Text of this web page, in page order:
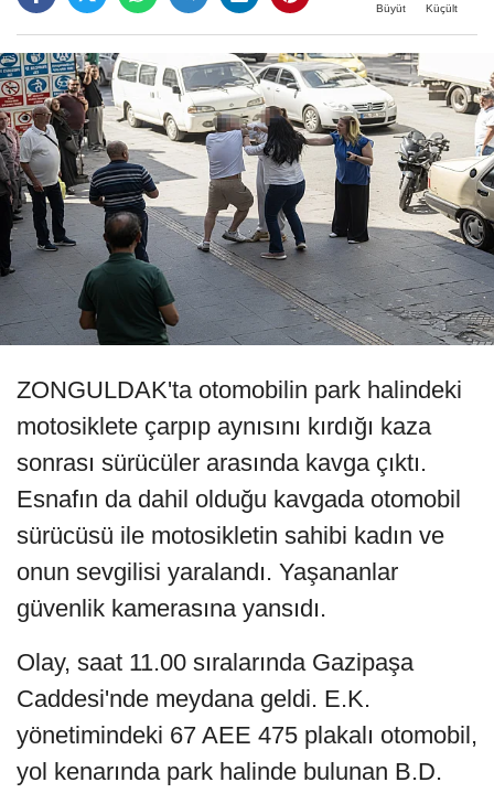
Büyüt Küçült
ZONGULDAK'ta otomobilin park halindeki
motosiklete çarpıp aynısını kırdığı kaza
sonrası sürücüler arasında kavga çıktı.
Esnafın da dahil olduğu kavgada otomobil
sürücüsü ile motosikletin sahibi kadın ve
onun sevgilisi yaralandı. Yaşananlar
güvenlik kamerasına yansıdı.
Olay, saat 11.00 sıralarında Gazipaşa
Caddesi'nde meydana geldi. E.K.
yönetimindeki 67 AEE 475 plakalı otomobil,
yol kenarında park halinde bulunan B.D.